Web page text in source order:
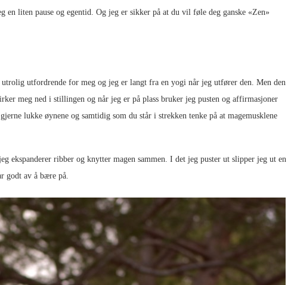
en liten pause og egentid. Og jeg er sikker på at du vil føle deg ganske «Zen»
utfordrende for meg og jeg er langt fra en yogi når jeg utfører den. Men den
meg ned i stillingen og når jeg er på plass bruker jeg pusten og affirmasjoner
lukke øynene og samtidig som du står i strekken tenke på at magemusklene
ekspanderer ribber og knytter magen sammen. I det jeg puster ut slipper jeg ut en
godt av å bære på.